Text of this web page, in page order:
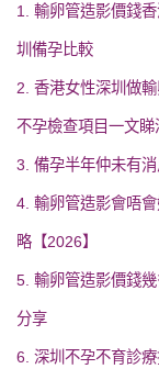
1. 輸卵管造影價錢
圳備孕比較
2. 香港女性深圳做
不孕檢查項目一文睇
3. 備孕半年仲未有
4. 輸卵管造影會唔
略【2026】
5. 輸卵管造影價錢
分享
6. 深圳不孕不育診